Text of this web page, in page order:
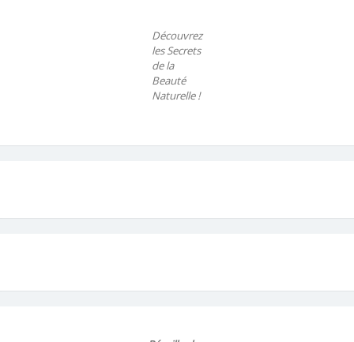
Découvrez
les Secrets
de la
Beauté
Naturelle !